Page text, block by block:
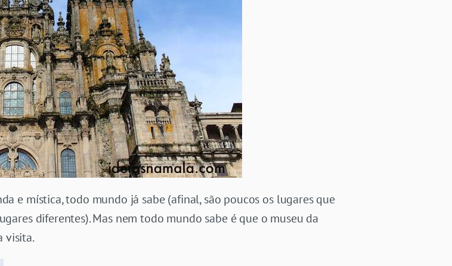
e mística, todo mundo já sabe (afinal, são poucos os lugares que
diferentes). Mas nem todo mundo sabe é que o museu da
visita.